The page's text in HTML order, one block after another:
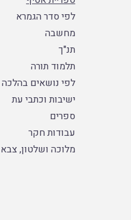
לפי סדר הגמרא
מחשבה
תנ"ך
תלמוד תורה
לפי נושאים בהלכה
ישיבות וכתבי עת
ספרים
עבודות חקר
מלוכה ושלטון,